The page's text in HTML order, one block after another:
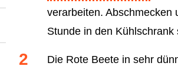
verarbeiten. Abschmecken
Stunde in den Kühlschrank
Die Rote Beete in sehr